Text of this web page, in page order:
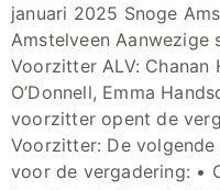
januari 2025 Snoge
Amstelveen Aanwezige
Voorzitter ALV:
O’Donnell, Emma
voorzitter opent de
Voorzitter: De
voor de vergadering: •